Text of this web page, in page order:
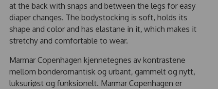
at the back with snaps and between the legs for easy
diaper changes. The bodystocking is soft, holds its
shape and color and has elastane in it, which makes it
stretchy and comfortable to wear.
Marmar Copenhagen kjennetegnes av kontrastene
mellom bonderomantisk og urbant, gammelt og nytt,
luksuriøst og funksionelt. Marmar Copenhagen er